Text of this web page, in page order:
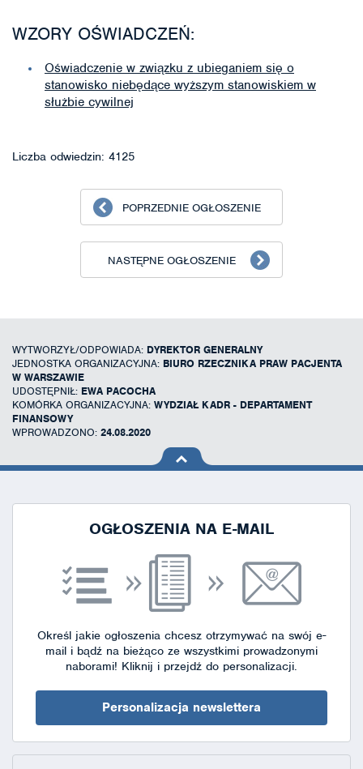
WZORY OŚWIADCZEŃ:
Oświadczenie w związku z ubieganiem się o
stanowisko niebędące wyższym stanowiskiem w
służbie cywilnej
Liczba odwiedzin: 4125
POPRZEDNIE OGŁOSZENIE
NASTĘPNE OGŁOSZENIE
WYTWORZYŁ/ODPOWIADA: DYREKTOR GENERALNY
JEDNOSTKA ORGANIZACYJNA: BIURO RZECZNIKA PRAW PACJENTA
W WARSZAWIE
UDOSTĘPNIŁ: EWA PACOCHA
KOMÓRKA ORGANIZACYJNA: WYDZIAŁ KADR - DEPARTAMENT
FINANSOWY
WPROWADZONO: 24.08.2020
na górę
OGŁOSZENIA NA E-MAIL
Określ jakie ogłoszenia chcesz otrzymywać na swój e-
mail i bądź na bieżąco ze wszystkimi prowadzonymi
naborami! Kliknij i przejdź do personalizacji.
Personalizacja newslettera